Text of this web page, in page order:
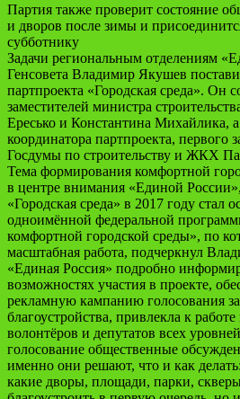
Партия также проверит состояние
и дворов после зимы и
субботнику
Задачи региональным отделениям
Генсовета Владимир Якушев
партпроекта «Городская среда». Он
заместителей министра
Ересько и Константина Михайлика,
координатора партпроекта, первого
Госдумы по строительству и ЖКХ
Тема формирования комфортной
в центре внимания «Единой
«Городская среда» в 2017 году стал
одноимённой федеральной
комфортной городской среды», по
масштабная работа, подчеркнул
«Единая Россия» подробно
возможностях участия в проекте,
рекламную кампанию голосования
благоустройства, привлекла к
волонтёров и депутатов всех
голосование общественные
именно они решают, что и как
какие дворы, площади, парки,